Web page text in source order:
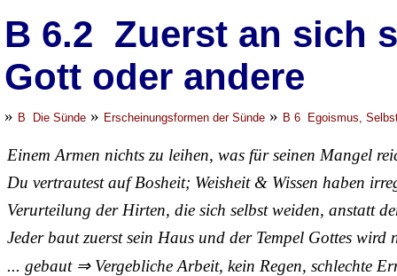
B 6.2 Zuerst an sich
Gott oder andere
» B Die Sünde » Erscheinungsformen der Sünde » B 6 Egoismus,
Einem Armen nichts zu leihen, was für seinen Mangel
Du vertrautest auf Bosheit; Weisheit & Wissen haben
Verurteilung der Hirten, die sich selbst weiden, anstatt
Jeder baut zuerst sein Haus und der Tempel Gottes wird
... gebaut ⇒ Vergebliche Arbeit, kein Regen, schlechte